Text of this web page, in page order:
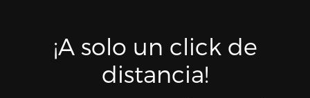
¡A solo un click de
distancia!